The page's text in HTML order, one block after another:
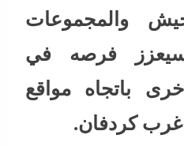
والمجموعات
سيعزز فرصه في
باتجاه مواقع
كردفان.